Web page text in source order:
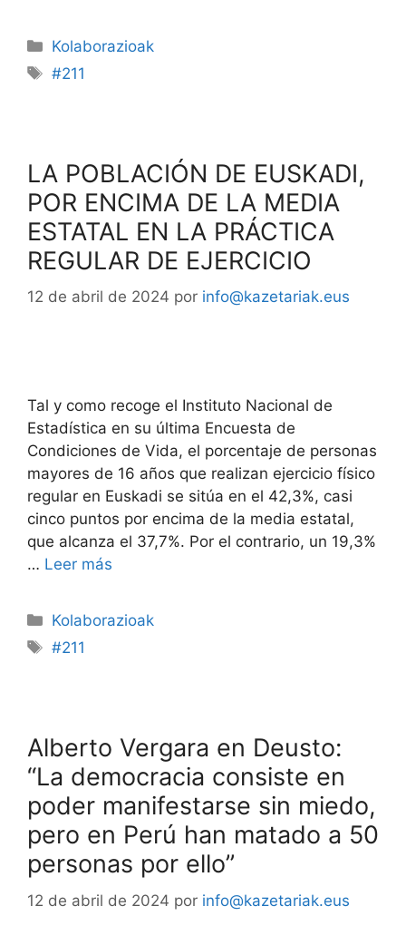
Kolaborazioak
#211
LA POBLACIÓN DE EUSKADI,
POR ENCIMA DE LA MEDIA
ESTATAL EN LA PRÁCTICA
REGULAR DE EJERCICIO
12 de abril de 2024 por info@kazetariak.eus
Tal y como recoge el Instituto Nacional de
Estadística en su última Encuesta de
Condiciones de Vida, el porcentaje de personas
mayores de 16 años que realizan ejercicio físico
regular en Euskadi se sitúa en el 42,3%, casi
cinco puntos por encima de la media estatal,
que alcanza el 37,7%. Por el contrario, un 19,3%
… Leer más
Kolaborazioak
#211
Alberto Vergara en Deusto:
“La democracia consiste en
poder manifestarse sin miedo,
pero en Perú han matado a 50
personas por ello”
12 de abril de 2024 por info@kazetariak.eus